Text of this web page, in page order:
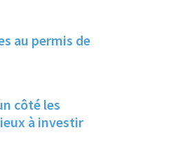
au permis de
côté les
à investir